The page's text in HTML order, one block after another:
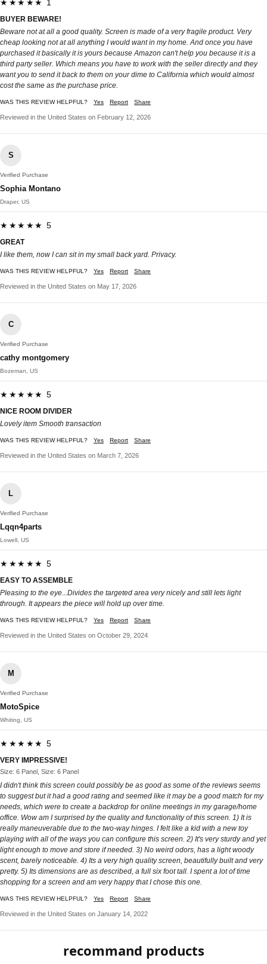
★★★★★ 1
BUYER BEWARE!
Beware not at all a good quality. Screen is made of a very fragile product. Very
cheap looking not at all anything I would want in my home. And once you have
purchased it basically it is yours because Amazon can't help you because it is a
third party seller. Which means you have to work with the seller directly and they
want you to send it back to them on your dime to California which would almost
cost the same as the purchase price.
WAS THIS REVIEW HELPFUL? Yes Report Share
Reviewed in the United States on February 12, 2026
S
Verified Purchase
Sophia Montano
Draper, US
★★★★★ 5
GREAT
I like them, now I can sit in my small back yard. Privacy.
WAS THIS REVIEW HELPFUL? Yes Report Share
Reviewed in the United States on May 17, 2026
C
Verified Purchase
cathy montgomery
Bozeman, US
★★★★★ 5
NICE ROOM DIVIDER
Lovely item Smooth transaction
WAS THIS REVIEW HELPFUL? Yes Report Share
Reviewed in the United States on March 7, 2026
L
Verified Purchase
Lqqn4parts
Lowell, US
★★★★★ 5
EASY TO ASSEMBLE
Pleasing to the eye...Divides the targeted area very nicely and still lets light
through. It appears the piece will hold up over time.
WAS THIS REVIEW HELPFUL? Yes Report Share
Reviewed in the United States on October 29, 2024
M
Verified Purchase
MotoSpice
Whiting, US
★★★★★ 5
VERY IMPRESSIVE!
Size: 6 Panel, Size: 6 Panel
I didn't think this screen could possibly be as good as some of the reviews seems
to suggest but it had a good rating and seemed like it may be a good match for my
needs, which were to create a backdrop for online meetings in my garage/home
office. Wow am I surprised by the quality and functionality of this screen. 1) It is
really maneuverable due to the two-way hinges. I felt like a kid with a new toy
playing with all of the ways you can configure this screen. 2) It's very sturdy and yet
light enough to move and store if needed. 3) No weird odors, has a light woody
scent, barely noticeable. 4) Its a very high quality screen, beautifully built and very
pretty. 5) Its dimensions are as described, a full six foot tall. I spent a lot of time
shopping for a screen and am very happy that I chose this one.
WAS THIS REVIEW HELPFUL? Yes Report Share
Reviewed in the United States on January 14, 2022
recommand products